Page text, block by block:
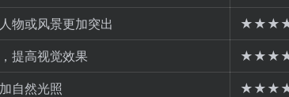
物或风景更加突出
提高视觉效果
自然光照